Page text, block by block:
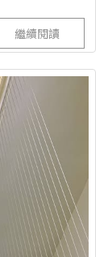
繼續閱讀